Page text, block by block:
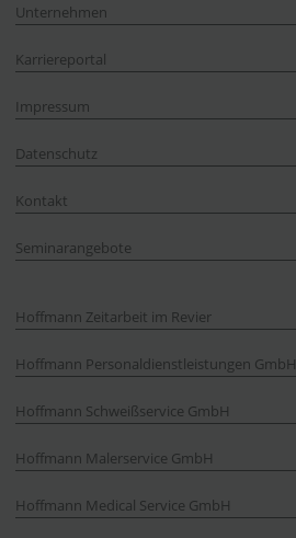
Unternehmen
Karriereportal
Impressum
Datenschutz
Kontakt
Seminarangebote
Hoffmann Zeitarbeit im Revier
Hoffmann Personaldienstleistungen GmbH
Hoffmann Schweißservice GmbH
Hoffmann Malerservice GmbH
Hoffmann Medical Service GmbH